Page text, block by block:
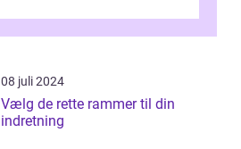
08 juli 2024
Vælg de rette rammer til din
indretning